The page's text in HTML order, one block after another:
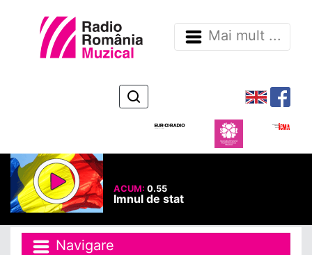
Mai mult ...
ACUM: 0.55
Imnul de stat
Navigare